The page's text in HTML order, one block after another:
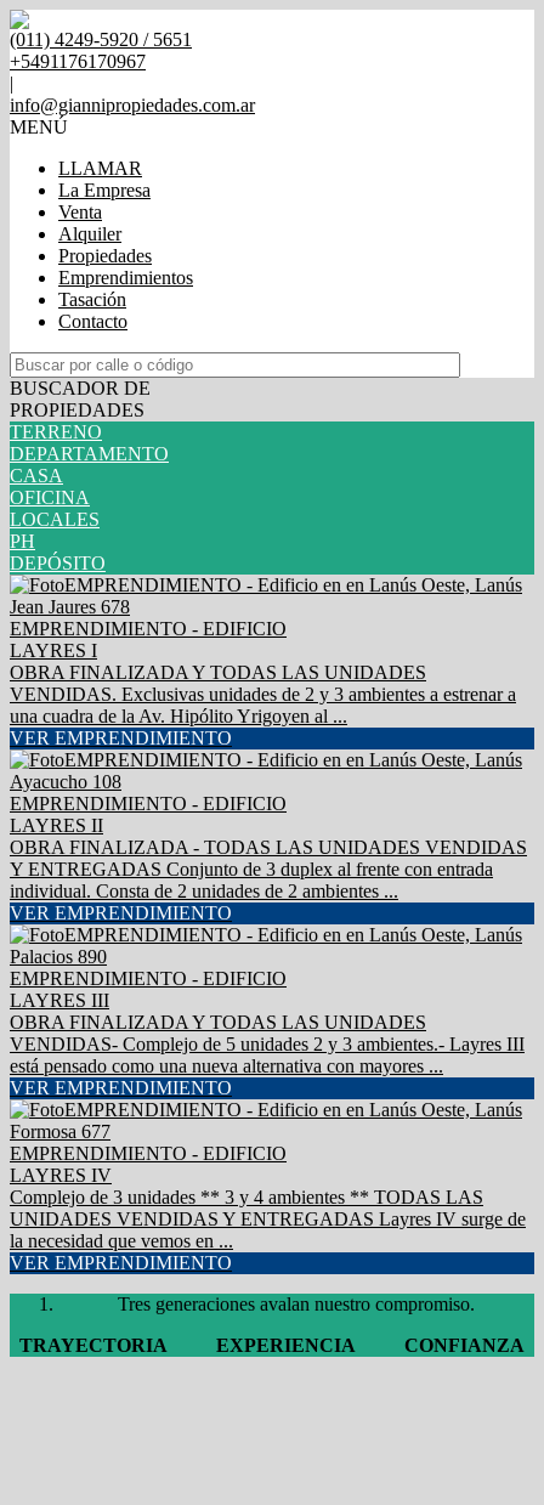
(011) 4249-5920 / 5651
+5491176170967
|
info@giannipropiedades.com.ar
MENÚ
LLAMAR
La Empresa
Venta
Alquiler
Propiedades
Emprendimientos
Tasación
Contacto
BUSCADOR DE
PROPIEDADES
TERRENO
DEPARTAMENTO
CASA
OFICINA
LOCALES
PH
DEPÓSITO
EMPRENDIMIENTO - EDIFICIO
LAYRES I
OBRA FINALIZADA Y TODAS LAS UNIDADES
VENDIDAS. Exclusivas unidades de 2 y 3 ambientes a estrenar a
una cuadra de la Av. Hipólito Yrigoyen al ...
VER EMPRENDIMIENTO
EMPRENDIMIENTO - EDIFICIO
LAYRES II
OBRA FINALIZADA - TODAS LAS UNIDADES VENDIDAS
Y ENTREGADAS Conjunto de 3 duplex al frente con entrada
individual. Consta de 2 unidades de 2 ambientes ...
VER EMPRENDIMIENTO
EMPRENDIMIENTO - EDIFICIO
LAYRES III
OBRA FINALIZADA Y TODAS LAS UNIDADES
VENDIDAS- Complejo de 5 unidades 2 y 3 ambientes.- Layres III
está pensado como una nueva alternativa con mayores ...
VER EMPRENDIMIENTO
EMPRENDIMIENTO - EDIFICIO
LAYRES IV
Complejo de 3 unidades ** 3 y 4 ambientes ** TODAS LAS
UNIDADES VENDIDAS Y ENTREGADAS Layres IV surge de
la necesidad que vemos en ...
VER EMPRENDIMIENTO
Tres generaciones avalan nuestro compromiso.
TRAYECTORIA
EXPERIENCIA CONFIANZA